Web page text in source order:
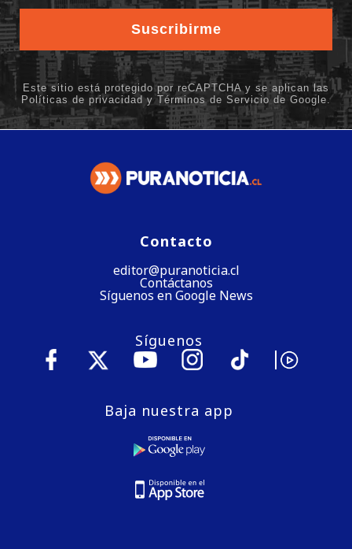
Contacto
editor@puranoticia.cl
Contáctanos
Síguenos en Google News
Síguenos
Baja nuestra app